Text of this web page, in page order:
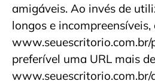
amigáveis. Ao invés de
longos e incompreensíveis,
www.seuescritorio.com.br/
preferível uma URL mais
www.seuescritorio.com.br/